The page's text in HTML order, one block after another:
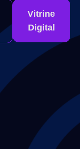
Vitrine
Digital